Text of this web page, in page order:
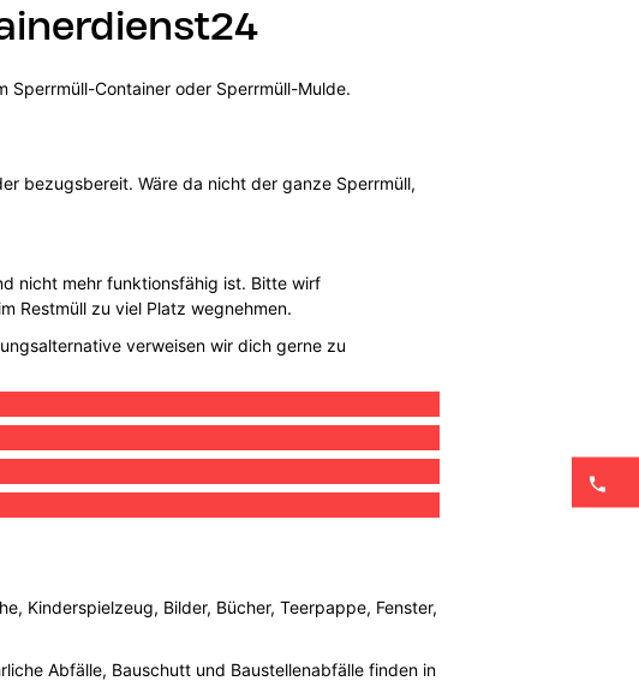
Sperrmüll-Container oder Sperrmüll-Mulde.
bezugsbereit. Wäre da nicht der ganze Sperrmüll,
nicht mehr funktionsfähig ist. Bitte wirf
Restmüll zu viel Platz wegnehmen.
verweisen wir dich gerne zu
Kinderspielzeug, Bilder, Bücher, Teerpappe, Fenster,
Abfälle, Bauschutt und Baustellenabfälle finden in